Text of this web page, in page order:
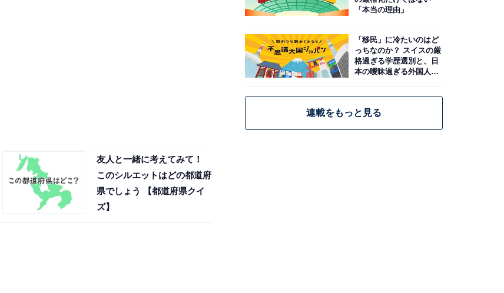
友人と一緒に考えてみて！
このシルエットはどの都道府
県でしょう 【都道府県クイ
ズ】
「本当の理由」
「移民」に冷たいのはど
っちなのか？ スイスの厳
格過ぎる学歴選別と、日
本の曖昧過ぎる外国人政
連載をもっと見る